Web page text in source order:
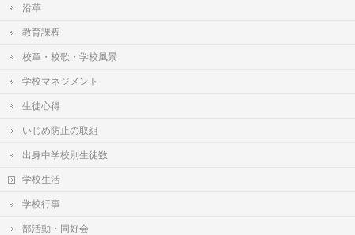
沿革
教育課程
校章・校歌・学校風景
学校マネジメント
生徒心得
いじめ防止の取組
出身中学校別生徒数
学校生活
学校行事
部活動・同好会